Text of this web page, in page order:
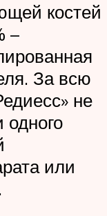
костей
–
За всю
не
или